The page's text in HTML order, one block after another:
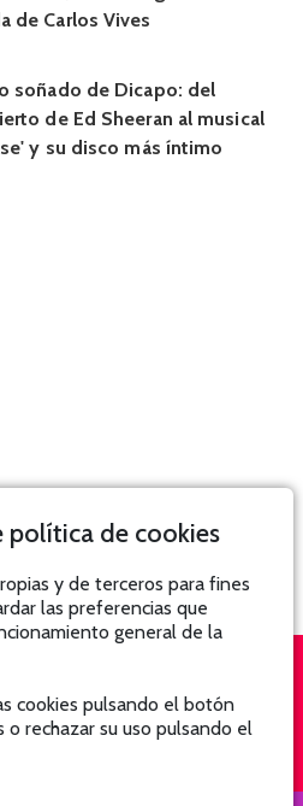
de Carlos Vives
soñado de Dicapo: del
de Ed Sheeran al musical
y su disco más íntimo
política de cookies
y de terceros para fines
las preferencias que
general de la
cookies pulsando el botón
o rechazar su uso pulsando el